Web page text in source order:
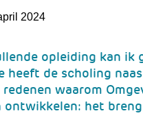
2024
opleiding kan
heeft de scholing
waarom
ontwikkelen: het